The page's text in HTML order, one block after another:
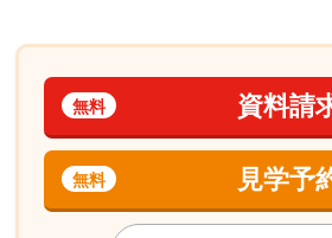
資料請
無料
見学予
無料